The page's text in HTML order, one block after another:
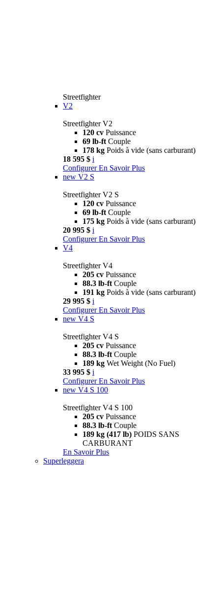
Streetfighter
V2
Streetfighter V2
120 cv Puissance
69 lb-ft Couple
178 kg Poids à vide (sans carburant)
18 595 $ i
Configurer En Savoir Plus
new V2 S
Streetfighter V2 S
120 cv Puissance
69 lb-ft Couple
175 kg Poids à vide (sans carburant)
20 995 $ i
Configurer En Savoir Plus
V4
Streetfighter V4
205 cv Puissance
88.3 lb-ft Couple
191 kg Poids à vide (sans carburant)
29 995 $ i
Configurer En Savoir Plus
new V4 S
Streetfighter V4 S
205 cv Puissance
88.3 lb-ft Couple
189 kg Wet Weight (No Fuel)
33 995 $ i
Configurer En Savoir Plus
new V4 S 100
Streetfighter V4 S 100
205 cv Puissance
88.3 lb-ft Couple
189 kg (417 lb) POIDS SANS
CARBURANT
En Savoir Plus
Superleggera